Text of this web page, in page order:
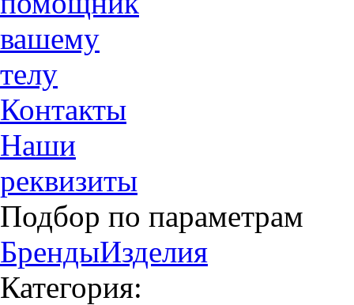
вашему
телу
Контакты
Наши
реквизиты
Подбор по параметрам
БрендыИзделия
Категория: